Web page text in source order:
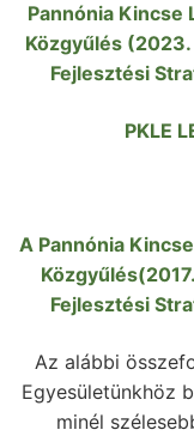
Pannónia Kincse
Közgyűlés
Fejlesztési
PKLE
A Pannónia
Fejlesztési
Az alábbi
Egyesületünkhöz
minél